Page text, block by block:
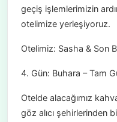
geçiş işlemlerimizin
otelimize yerleşiyoruz.
Otelimiz: Sasha & Son
4. Gün: Buhara – Tam
Otelde alacağımız
göz alıcı şehirlerinden